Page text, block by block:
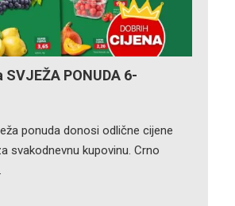
PONUDA 6-
ponuda donosi odlične cijene
svakodnevnu kupovinu. Crno